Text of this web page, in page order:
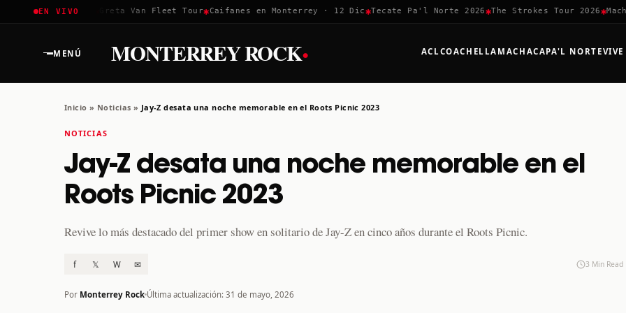
EN VIVO
Coachella 2026✱ Greta Van Fleet Tour✱Caifanes en Monterrey · 12 Dic ✱Tecate Pa'l Norte 2026✱The Strokes Tour 2026✱
MENÚ MONTERREY ROCK· ACLCOACHELLA MACHACAPA'L NORTE
Inicio » Noticias » Jay-Z desata una noche memorable en el Roots Picnic 2023
NOTICIAS
Jay-Z desata una noche memorable en el
Roots Picnic 2023
Revive lo más destacado del primer show en solitario de Jay-Z en cinco años durante el Roots Picnic.
f 𝕏 W ✉ 3 Min Read
Por Monterrey Rock Última actualización: 31 de mayo, 2026